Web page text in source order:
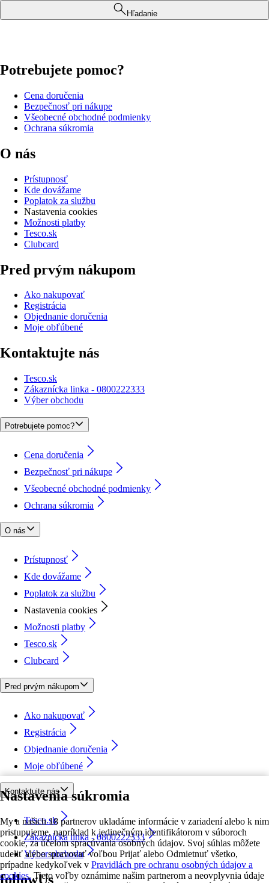
Nastavenia súkromia
My a našich 18 partnerov ukladáme informácie v zariadení alebo k nim
pristupujeme, napríklad k jedinečným identifikátorom v súboroch
cookie, za účelom spracúvania osobných údajov. Svoj súhlas môžete
udeliť alebo spravovať voľbou Prijať alebo Odmietnuť všetko,
prípadne kedykoľvek v Pravidlách pre ochranu osobných údajov a
cookies. Tieto voľby oznámime našim partnerom a neovplyvnia údaje
Hľadanie
Potrebujete pomoc?
Cena doručenia
Bezpečnosť pri nákupe
Všeobecné obchodné podmienky
Ochrana súkromia
O nás
Prístupnosť
Kde dovážame
Poplatok za službu
Nastavenia cookies
Možnosti platby
Tesco.sk
Clubcard
Pred prvým nákupom
Ako nakupovať
Registrácia
Objednanie doručenia
Moje obľúbené
Kontaktujte nás
Tesco.sk
Zákaznícka linka - 0800222333
Výber obchodu
Potrebujete pomoc?
Cena doručenia
Bezpečnosť pri nákupe
Všeobecné obchodné podmienky
Ochrana súkromia
O nás
Prístupnosť
Kde dovážame
Poplatok za službu
Nastavenia cookies
Možnosti platby
Tesco.sk
Clubcard
Pred prvým nákupom
Ako nakupovať
Registrácia
Objednanie doručenia
Moje obľúbené
Kontaktujte nás
Tesco.sk
Zákaznícka linka - 0800222333
Výber obchodu
followUs